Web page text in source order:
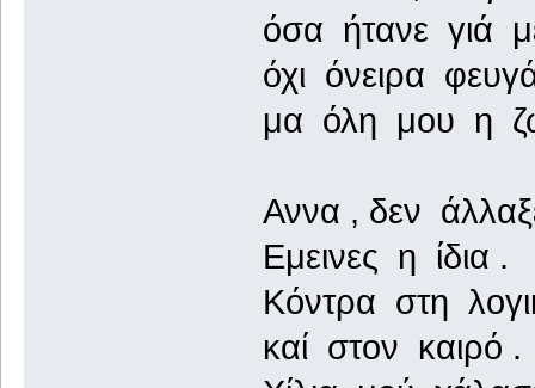
όσα ήτανε γιά
όχι όνειρα
μα όλη μου η
Αννα , δεν
Εμεινες η ίδια .
Κόντρα στη
καί στον καιρό .